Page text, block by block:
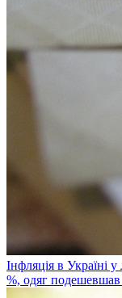
Інфляція в Україні
%, одяг подешевшав